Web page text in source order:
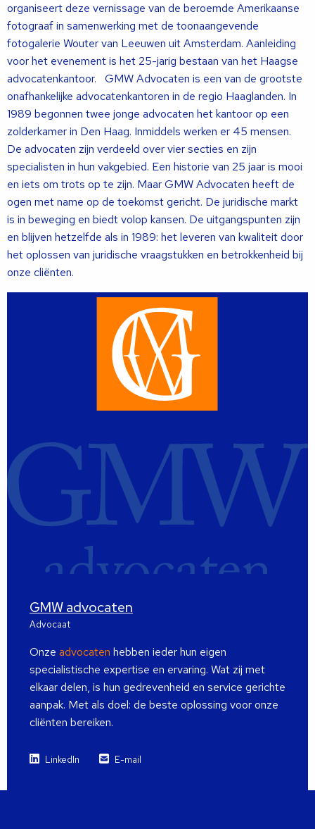
organiseert deze vernissage van de beroemde Amerikaanse
fotograaf in samenwerking met de toonaangevende
fotogalerie Wouter van Leeuwen uit Amsterdam. Aanleiding
voor het evenement is het 25-jarig bestaan van het Haagse
advocatenkantoor. GMW Advocaten is een van de grootste
onafhankelijke advocatenkantoren in de regio Haaglanden. In
1989 begonnen twee jonge advocaten het kantoor op een
zolderkamer in Den Haag. Inmiddels werken er 45 mensen.
De advocaten zijn verdeeld over vier secties en zijn
specialisten in hun vakgebied. Een historie van 25 jaar is mooi
en iets om trots op te zijn. Maar GMW Advocaten heeft de
ogen met name op de toekomst gericht. De juridische markt
is in beweging en biedt volop kansen. De uitgangspunten zijn
en blijven hetzelfde als in 1989: het leveren van kwaliteit door
het oplossen van juridische vraagstukken en betrokkenheid bij
onze cliënten.
GMW advocaten
Advocaat
Onze advocaten hebben ieder hun eigen
specialistische expertise en ervaring. Wat zij met
elkaar delen, is hun gedrevenheid en service gerichte
aanpak. Met als doel: de beste oplossing voor onze
cliënten bereiken.
LinkedIn E-mail